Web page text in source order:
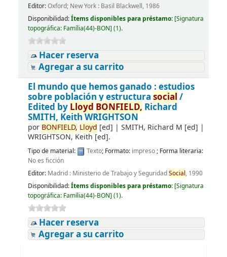
Editor:Oxford; New York : Basil Blackwell, 1986
Disponibilidad:Ítems disponibles para préstamo: [Signatura
topográfica: Família(44)-BON] (1).
Hacer reserva
Agregar a su carrito
El mundo que hemos ganado : estudios
sobre población y estructura social /
Edited by Lloyd BONFIELD, Richard
SMITH, Keith WRIGHTSON
por BONFIELD, Lloyd [ed] | SMITH, Richard M [ed] |
WRIGHTSON, Keith [ed].
Tipo de material: Texto; Formato: impreso; Forma literaria:
No es ficción
Editor: Madrid : Ministerio de Trabajo y SeguridadSocial, 1990
Disponibilidad:Ítems disponibles para préstamo: [Signatura
topográfica: Família(44)-BON] (1).
Hacer reserva
Agregar a su carrito